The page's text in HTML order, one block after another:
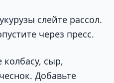
слейте рассол.
через пресс.
колбасу, сыр,
Добавьте